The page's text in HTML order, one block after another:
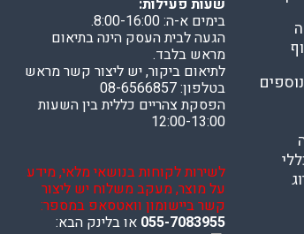
בימים א-ה: 8:00-16:00.
הגעה לבית העסק הינה בתיאום
מראש בלבד.
לתיאום ביקור, יש ליצור קשר מראש
בטלפון: 08-6566857
הפסקת צהריים כללית בין השעות
12:00-13:00
לשירות לקוחות בנושאי מלאי, מידע
על מוצר, מעקב משלוח יש ליצור
קשר ביישומון וואטסאפ במספר:
055-7083955 או בלינק הבא: